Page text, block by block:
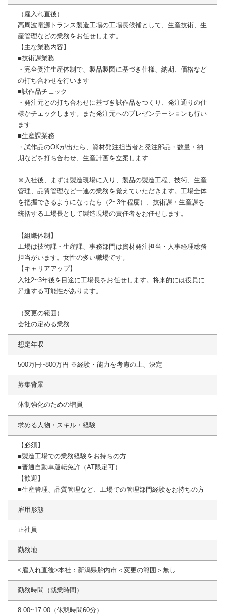
（雇入れ直後）
高周波電源トランス製造工場の工場長候補として、生産技術、生
産管理などの業務をお任せします。
【主な業務内容】
■技術課業務
・完全受注生産体制で、製品製図に基づき仕様、納期、価格など
の打ち合わせを行います
■試作品チェック
・発注元との打ち合わせに基づき試作品をつくり、発注通りの仕
様かチェックします。また発注元へのプレゼンテーションも行い
ます
■生産課業務
・試作品のOKが出たら、資材発注担当者と発注部品・数量・納
期などを打ち合わせ、生産計画を立案します
※入社後、まずは製造現場に入り、製品の製造工程、技術、生産
管理、品質管理など一連の業務を覚えていただきます。工場全体
を把握できるようになったら（2~3年程度）、技術課・生産課を
統括する工場長として製造現場の責任者をお任せします。
【組織体制】
工場は技術課・生産課、事務部門は資材発注担当・人事経理総務
担当がいます。女性の多い職場です。
【キャリアアップ】
入社2~3年後を目途に工場長をお任せします。将来的には役員に
昇進する可能性があります。
（変更の範囲）
会社の定める業務
想定年収
500万円~800万円 ※経験・能力を考慮の上、決定
募集背景
体制強化のための増員
求める人物・スキル・経験
【必須】
■製造工場での業務経験をお持ちの方
■普通自動車運転免許（AT限定可）
【歓迎】
■生産管理、品質管理など、工場での管理部門経験をお持ちの方
雇用形態
正社員
勤務地
<雇入れ直後>本社：新潟県胎内市＜変更の範囲＞無し
勤務時間（就業時間）
8:00~17:00（休憩時間60分）